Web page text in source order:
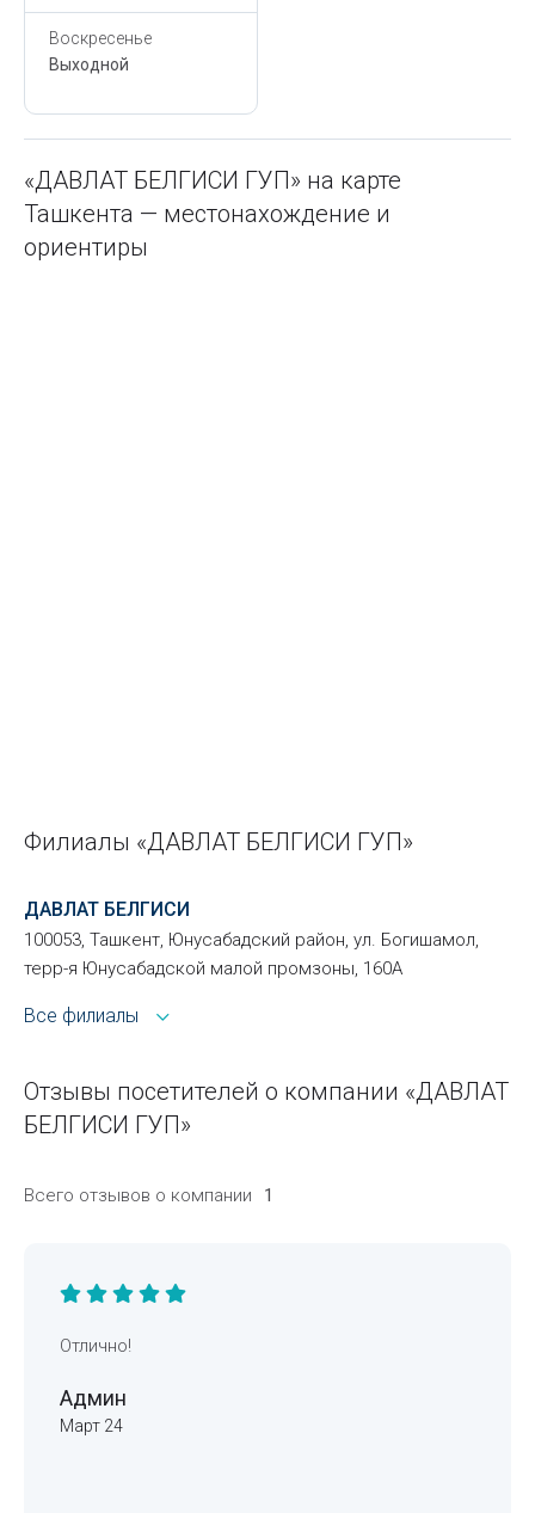
Воскресенье
Выходной
«ДАВЛАТ БЕЛГИСИ ГУП» на карте
Ташкента — местонахождение и
ориентиры
Филиалы «ДАВЛАТ БЕЛГИСИ ГУП»
ДАВЛАТ БЕЛГИСИ
100053, Ташкент, Юнусабадский район, ул. Богишамол,
терр-я Юнусабадской малой промзоны, 160А
Все филиалы
Отзывы посетителей о компании «ДАВЛАТ
БЕЛГИСИ ГУП»
Всего отзывов о компании 1
Отлично!
Админ
Март 24